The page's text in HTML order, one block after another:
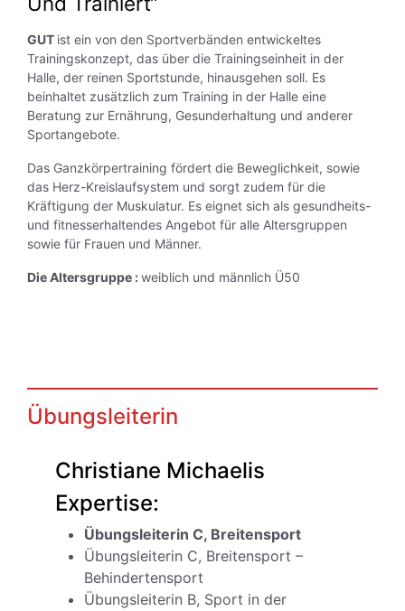
GUT ist ein von den Sportverbänden entwickeltes
Trainingskonzept, das über die Trainingseinheit in der
Halle, der reinen Sportstunde, hinausgehen soll. Es
beinhaltet zusätzlich zum Training in der Halle eine
Beratung zur Ernährung, Gesunderhaltung und anderer
Sportangebote.
Das Ganzkörpertraining fördert die Beweglichkeit, sowie
das Herz-Kreislaufsystem und sorgt zudem für die
Kräftigung der Muskulatur. Es eignet sich als gesundheits-
und fitnesserhaltendes Angebot für alle Altersgruppen
sowie für Frauen und Männer.
Die Altersgruppe :weiblich und männlich Ü50
Übungsleiterin
Christiane Michaelis
Expertise:
Übungsleiterin C, Breitensport
Übungsleiterin C, Breitensport –
Behindertensport
Übungsleiterin B, Sport in der